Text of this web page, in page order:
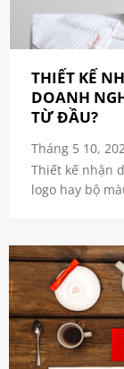
THIẾT KẾ
DOANH
TỪ ĐẦU?
Thiết kế nhận
logo hay bộ
Tháng 5 10,